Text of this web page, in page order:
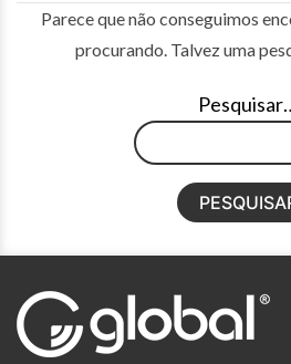
Parece que não conseguimos
procurando. Talvez uma